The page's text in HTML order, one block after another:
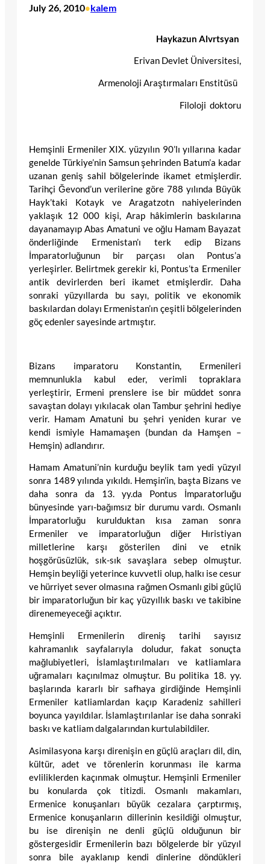
July 26, 2010•kalem
Haykazun Alvrtsyan
Erivan Devlet Üniversitesi,
Armenoloji Araştırmaları Enstitüsü
Filoloji doktoru
Hemşinli Ermeniler XIX. yüzyılın 90’lı yıllarına kadar
genelde Türkiye’nin Samsun şehrinden Batum’a kadar
uzanan geniş sahil bölgelerinde ikamet etmişlerdir.
Tarihçi Ğevond’un verilerine göre 788 yılında Büyük
Hayk’taki Kotayk ve Aragatzotn nahiyelerinden
yaklaşık 12 000 kişi, Arap hâkimlerin baskılarına
dayanamayıp Abas Amatuni ve oğlu Hamam Bayazat
önderliğinde Ermenistan’ı terk edip Bizans
İmparatorluğunun bir parçası olan Pontus’a
yerleşirler. Belirtmek gerekir ki, Pontus’ta Ermeniler
antik devirlerden beri ikamet etmişlerdir. Daha
sonraki yüzyıllarda bu sayı, politik ve ekonomik
baskılardan dolayı Ermenistan’ın çeşitli bölgelerinden
göç edenler sayesinde artmıştır.
Bizans imparatoru Konstantin, Ermenileri
memnunlukla kabul eder, verimli topraklara
yerleştirir, Ermeni prenslere ise bir müddet sonra
savaştan dolayı yıkılacak olan Tambur şehrini hediye
verir. Hamam Amatuni bu şehri yeniden kurar ve
kendi ismiyle Hamamaşen (bundan da Hamşen –
Hemşin) adlandırır.
Hamam Amatuni’nin kurduğu beylik tam yedi yüzyıl
sonra 1489 yılında yıkıldı. Hemşin’in, başta Bizans ve
daha sonra da 13. yy.da Pontus İmparatorluğu
bünyesinde yarı-bağımsız bir durumu vardı. Osmanlı
İmparatorluğu kurulduktan kısa zaman sonra
Ermeniler ve imparatorluğun diğer Hıristiyan
milletlerine karşı gösterilen dini ve etnik
hoşgörüsüzlük, sık-sık savaşlara sebep olmuştur.
Hemşin beyliği yeterince kuvvetli olup, halkı ise cesur
ve hürriyet sever olmasına rağmen Osmanlı gibi güçlü
bir imparatorluğun bir kaç yüzyıllık baskı ve takibine
direnemeyeceği açıktır.
Hemşinli Ermenilerin direniş tarihi sayısız
kahramanlık sayfalarıyla doludur, fakat sonuçta
mağlubiyetleri, İslamlaştırılmaları ve katliamlara
uğramaları kaçınılmaz olmuştur. Bu politika 18. yy.
başlarında kararlı bir safhaya girdiğinde Hemşinli
Ermeniler katliamlardan kaçıp Karadeniz sahilleri
boyunca yayıldılar. İslamlaştırılanlar ise daha sonraki
baskı ve katliam dalgalarından kurtulabildiler.
Asimilasyona karşı direnişin en güçlü araçları dil, din,
kültür, adet ve törenlerin korunması ile karma
evliliklerden kaçınmak olmuştur. Hemşinli Ermeniler
bu konularda çok titizdi. Osmanlı makamları,
Ermenice konuşanları büyük cezalara çarptırmış,
Ermenice konuşanların dillerinin kesildiği olmuştur,
bu ise direnişin ne denli güçlü olduğunun bir
göstergesidir Ermenilerin bazı bölgelerde bir yüzyıl
sonra bile ayaklanıp kendi dinlerine döndükleri